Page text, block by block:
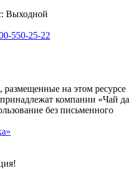
Выходной
550-25-22
на этом ресурсе
компании «Чай да
без письменного